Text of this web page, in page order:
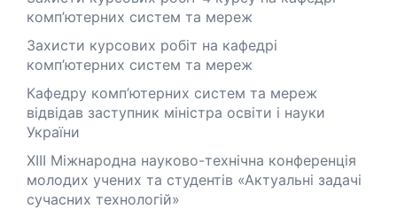
комп’ютерних систем та мереж
Захисти курсових робіт на кафедрі
комп’ютерних систем та мереж
Кафедру комп’ютерних систем та мереж
відвідав заступник міністра освіти і науки
України
XІІІ Міжнародна науково-технічна конференція
молодих учених та студентів «Актуальні задачі
сучасних технологій»